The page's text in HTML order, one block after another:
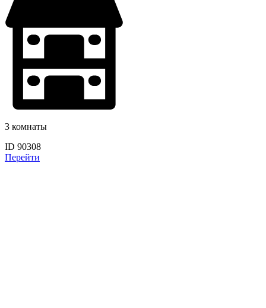
3 комнаты
ID 90308
Перейти